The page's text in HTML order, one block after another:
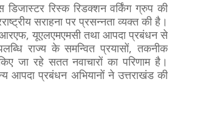
डिजास्टर रिस्क रिडक्शन वर्किंग ग्रुप की
सराहना पर प्रसन्नता व्यक्त की है।
यूएलएमएमसी तथा आपदा प्रबंधन से
राज्य के समन्वित प्रयासों, तकनीक
जा रहे सतत नवाचारों का परिणाम है।
आपदा प्रबंधन अभियानों ने उत्तराखंड की